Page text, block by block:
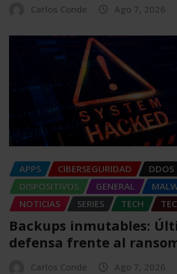
Carlos Conde Ago 7, 2026
APPS CIBERSEGURIDAD
DDOS
DISPOSITIVOS
GENERAL
NOTICIAS
SERIES TECH
Backups inmutables:
defensa frente al
Carlos Conde Ago 7, 2026